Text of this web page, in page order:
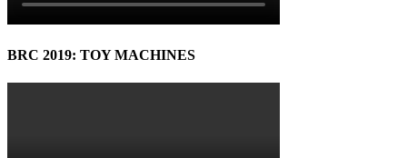
BRC 2019: TOY MACHINES